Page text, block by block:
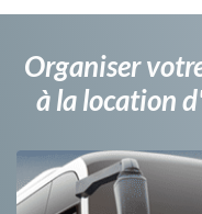
Organiser
à la location